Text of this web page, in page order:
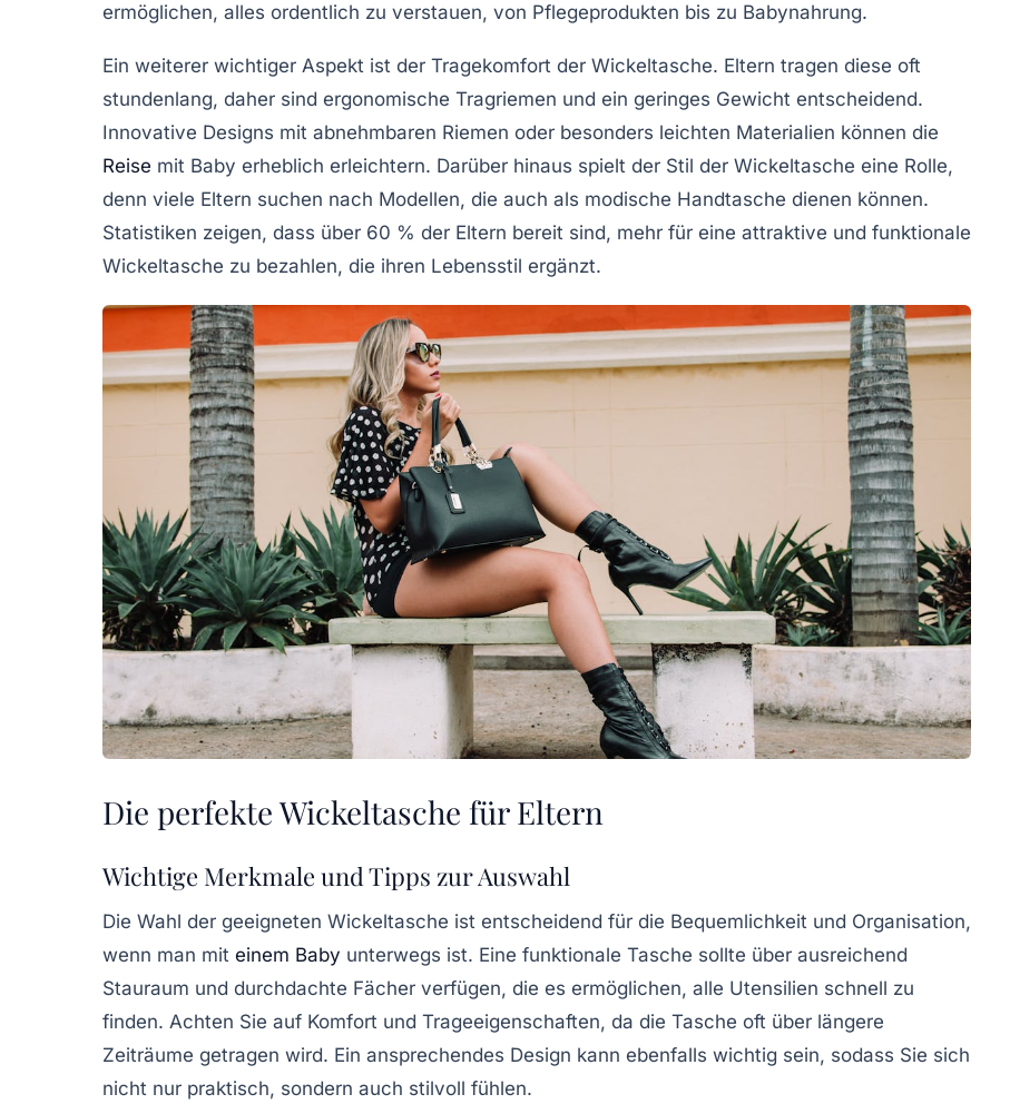
ermöglichen, alles ordentlich zu verstauen, von Pflegeprodukten bis zu Babynahrung.
Ein weiterer wichtiger Aspekt ist der Tragekomfort der Wickeltasche. Eltern tragen diese oft
stundenlang, daher sind ergonomische Tragriemen und ein geringes Gewicht entscheidend.
Innovative Designs mit abnehmbaren Riemen oder besonders leichten Materialien können die
Reise mit Baby erheblich erleichtern. Darüber hinaus spielt der Stil der Wickeltasche eine Rolle,
denn viele Eltern suchen nach Modellen, die auch als modische Handtasche dienen können.
Statistiken zeigen, dass über 60 % der Eltern bereit sind, mehr für eine attraktive und funktionale
Wickeltasche zu bezahlen, die ihren Lebensstil ergänzt.
Die perfekte Wickeltasche für Eltern
Wichtige Merkmale und Tipps zur Auswahl
Die Wahl der geeigneten Wickeltasche ist entscheidend für die Bequemlichkeit und Organisation,
wenn man mit einem Baby unterwegs ist. Eine funktionale Tasche sollte über ausreichend
Stauraum und durchdachte Fächer verfügen, die es ermöglichen, alle Utensilien schnell zu
finden. Achten Sie auf Komfort und Trageeigenschaften, da die Tasche oft über längere
Zeiträume getragen wird. Ein ansprechendes Design kann ebenfalls wichtig sein, sodass Sie sich
nicht nur praktisch, sondern auch stilvoll fühlen.